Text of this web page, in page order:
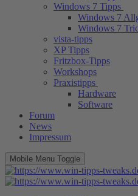
Windows 7 Tipps
Windows 7
Windows 7
vista-tipps
XP Tipps
Fritzbox-Tipps
Workshops
Praxistipps
Hardware
Software
Forum
News
Impressum
Mobile Menu Toggle